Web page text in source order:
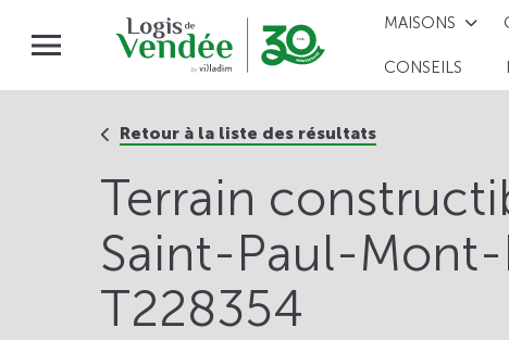
MAISONS
CONSEILS
Retour à la liste des résultats
Terrain
Saint-Paul-Mont-
T228354